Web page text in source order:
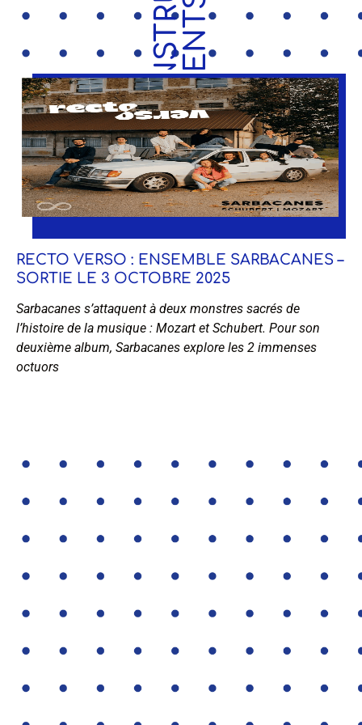
S
RECTO VERSO : ENSEMBLE SARBACANES –
SORTIE LE 3 OCTOBRE 2025
Sarbacanes s’attaquent à deux monstres sacrés de
l’histoire de la musique : Mozart et Schubert. Pour son
deuxième album, Sarbacanes explore les 2 immenses
octuors